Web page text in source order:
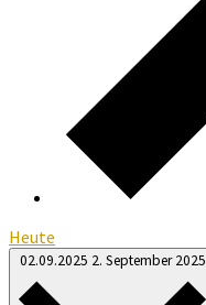
Heute
02.09.2025 2. September 2025